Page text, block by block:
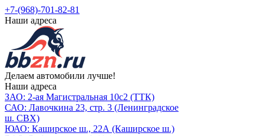
+7-(968)-701-82-81
Наши адреса
Делаем автомобили лучше!
Наши адреса
ЗАО: 2-ая Магистральная 10с2 (ТТК)
САО: Лавочкина 23, стр. 3 (Ленинградское
ш. СВХ)
ЮАО: Каширское ш., 22А (Каширское ш.)